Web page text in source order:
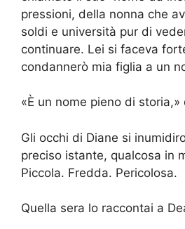
pressioni, della nonna che
soldi e università pur di
continuare. Lei si faceva
condannerò mia figlia a un
«È un nome pieno di
Gli occhi di Diane si
preciso istante, qualcosa in
Piccola. Fredda. Pericolosa.
Quella sera lo raccontai a